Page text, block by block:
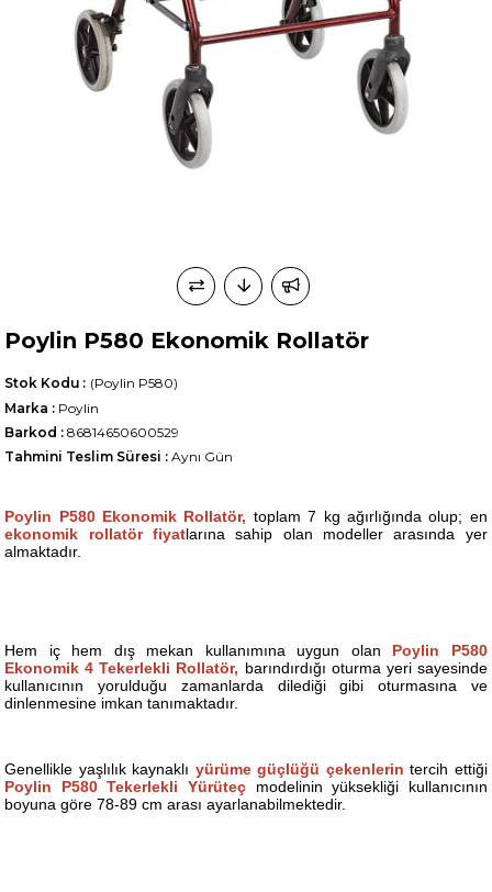
Poylin P580 Ekonomik Rollatör
(Poylin P580)
Stok Kodu
Marka : Poylin
Barkod : 86814650600529
Tahmini Teslim Süresi : Aynı Gün
Poylin P580 Ekonomik Rollatör, toplam 7 kg ağırlığında olup; en
ekonomik rollatör fiyatlarına sahip olan modeller arasında yer
almaktadır.
Hem iç hem dış mekan kullanımına uygun olan Poylin P580
Ekonomik 4 Tekerlekli Rollatör, barındırdığı oturma yeri sayesinde
kullanıcının yorulduğu zamanlarda dilediği gibi oturmasına ve
dinlenmesine imkan tanımaktadır.
Genellikle yaşlılık kaynaklı yürüme güçlüğü çekenlerin tercih ettiği
Poylin P580 Tekerlekli Yürüteç modelinin yüksekliği kullanıcının
boyuna göre 78-89 cm arası ayarlanabilmektedir.